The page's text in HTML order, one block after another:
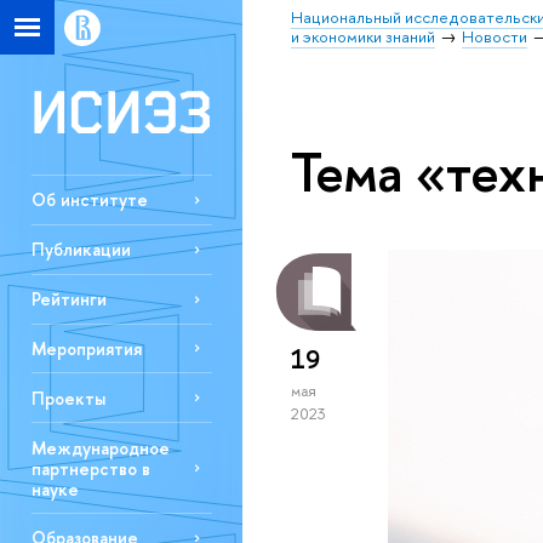
Национальный
и экономики знаний
Новости
Об институте
Публикации
Рейтинги
Мероприятия
Проекты
Международное
партнерство в
науке
Образование
Тема
19
мая
2023